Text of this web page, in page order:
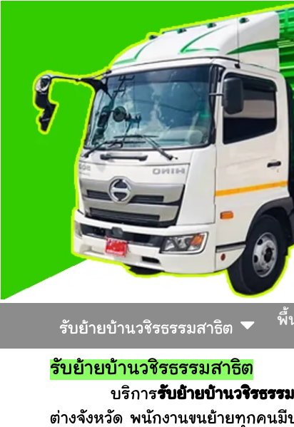
รับย้ายบ้านวชิรธรรมสาธิต
พื้
รับย้ายบ้านวชิรธรรมสาธิต
บริการรับย้ายบ้านวชิรธรร
ต่างจังหวัด พนักงานขนย้ายทุกคนมี